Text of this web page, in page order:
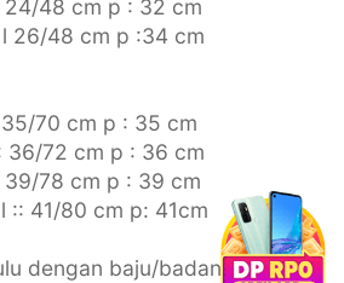
24/48 cm p : 32 cm
26/48 cm p :34 cm
70 cm p : 35 cm
36/72 cm p : 36 cm
78 cm p : 39 cm
:: 41/80 cm p: 41cm
dengan baju/badan anak,